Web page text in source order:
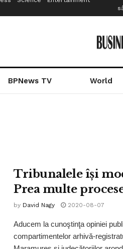
BPNews TV World
Tribunalele își
Prea multe
by David Nagy 2020-08-07
Aducem la cunoştinţa opiniei
compartimentelor arhivă-